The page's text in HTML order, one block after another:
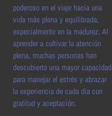
poderoso en el viaje hacia una
vida más plena y equilibrada,
especialmente en la madurez. Al
aprender a cultivar la atención
plena, muchas personas han
descubierto una mayor capacidad
para manejar el estrés y abrazar
la experiencia de cada día con
gratitud y aceptación.